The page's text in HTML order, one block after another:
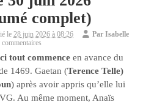
complet)
le28 juin 2026 à 08:26 ParIsabelle
commentaires
tout commence en avance du
1469. Gaetan (Terence Telle)
) après avoir appris qu’elle lui
Au même moment, Anaïs